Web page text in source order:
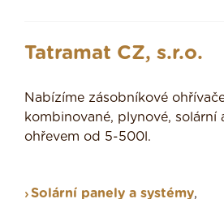
Tatramat CZ, s.r.o.
Nabízíme zásobníkové
kombinované, plynové, solární
ohřevem od 5-500l.
Solární panely a systémy,